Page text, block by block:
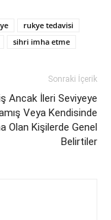
rukye tedavisi
sihri imha etme
Sonraki İçerik
Ancak İleri Seviyeye
Veya Kendisinde
Olan Kişilerde Genel
Belirtiler